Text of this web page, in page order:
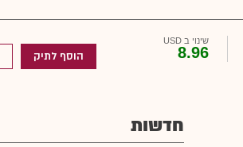
שינוי ב USD
8.96 הוסף לתיק
חדשות